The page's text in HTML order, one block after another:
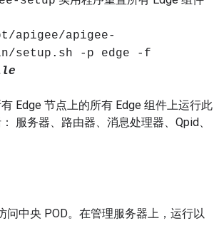
apigee/apigee-
setup.sh -p edge -f
Edge 节点上的所有 Edge 组件上运行此
服务器、路由器、消息处理器、Qpid、
问中央 POD。在管理服务器上，运行以